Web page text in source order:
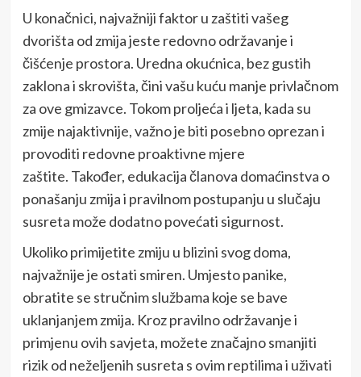
U konačnici, najvažniji faktor u zaštiti vašeg
dvorišta od zmija jeste redovno održavanje i
čišćenje prostora. Uredna okućnica, bez gustih
zaklona i skrovišta, čini vašu kuću manje privlačnom
za ove gmizavce. Tokom proljeća i ljeta, kada su
zmije najaktivnije, važno je biti posebno oprezan i
provoditi redovne proaktivne mjere
zaštite. Također, edukacija članova domaćinstva o
ponašanju zmija i pravilnom postupanju u slučaju
susreta može dodatno povećati sigurnost.
Ukoliko primijetite zmiju u blizini svog doma,
najvažnije je ostati smiren. Umjesto panike,
obratite se stručnim službama koje se bave
uklanjanjem zmija. Kroz pravilno održavanje i
primjenu ovih savjeta, možete značajno smanjiti
rizik od neželjenih susreta s ovim reptilima i uživati